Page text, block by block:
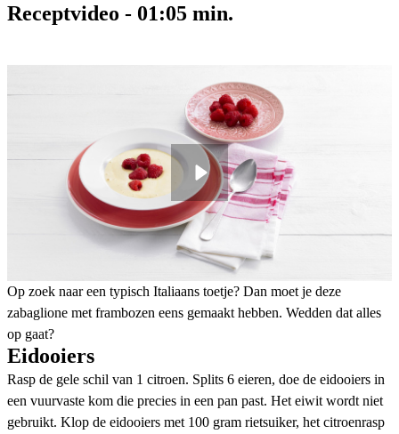
Receptvideo - 01:05 min.
Op zoek naar een typisch Italiaans toetje? Dan moet je deze
zabaglione met frambozen eens gemaakt hebben. Wedden dat alles
op gaat?
Eidooiers
Rasp de gele schil van 1 citroen. Splits 6 eieren, doe de eidooiers in
een vuurvaste kom die precies in een pan past. Het eiwit wordt niet
gebruikt. Klop de eidooiers met 100 gram rietsuiker, het citroenrasp